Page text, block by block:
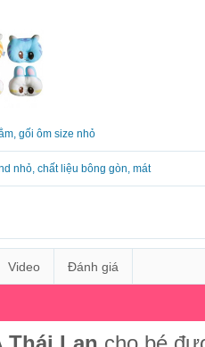
gối ôm size nhỏ
nhỏ, chất liệu bông gòn, mát
Video Đánh giá